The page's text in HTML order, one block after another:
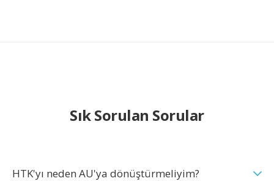
Sık Sorulan Sorular
HTK'yı neden AU'ya dönüştürmeliyim?